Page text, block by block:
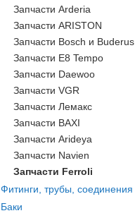
Запчасти Arderia
Запчасти ARISTON
Запчасти Bosch и Buderus
Запчасти E8 Tempo
Запчасти Daewoo
Запчасти VGR
Запчасти Лемакс
Запчасти BAXI
Запчасти Arideya
Запчасти Navien
Запчасти Ferroli
Фитинги, трубы, соединения
Баки